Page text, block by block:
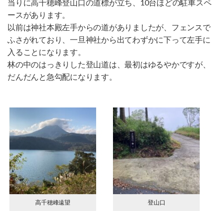
当りに高千穂峰登山口の道標が立ち、10台ほどの駐車スペ
ースがあります。
以前は神社本殿左手からの道がありましたが、フェンスで
ふさがれており、一旦神社から出てわずかに下って左手に
入ることになります。
林の中のはっきりした登山道は、最初はゆるやかですが、
だんだんと急勾配になります。
高千穂峰遠望 登山口